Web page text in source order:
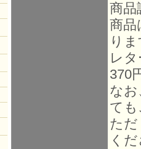
商品
商品
り
レ
370
な
て
た
く